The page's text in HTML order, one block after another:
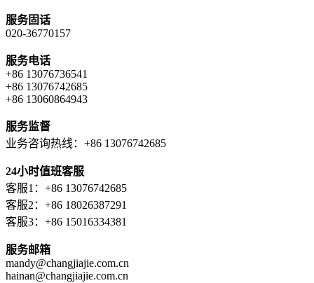
服务固话
020-36770157
服务电话
+86 13076736541
+86 13076742685
+86 13060864943
服务监督
业务咨询热线：+86 13076742685
24小时值班客服
客服1：+86 13076742685
客服2：+86 18026387291
客服3：+86 15016334381
服务邮箱
mandy@changjiajie.com.cn
hainan@changjiajie.com.cn